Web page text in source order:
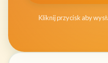
Kliknij przycisk aby